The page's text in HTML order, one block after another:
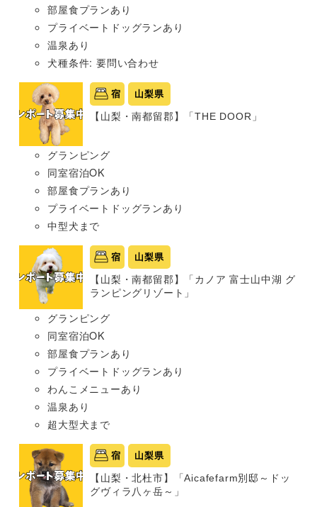
部屋食プランあり
プライベートドッグランあり
温泉あり
犬種条件: 要問い合わせ
宿 山梨県
【山梨・南都留郡】「THE DOOR」
グランピング
同室宿泊OK
部屋食プランあり
プライベートドッグランあり
中型犬まで
宿 山梨県
【山梨・南都留郡】「カノア 富士山中湖 グ
ランピングリゾート」
グランピング
同室宿泊OK
部屋食プランあり
プライベートドッグランあり
わんこメニューあり
温泉あり
超大型犬まで
宿 山梨県
【山梨・北杜市】「Aicafefarm別邸～ドッ
グヴィラ八ヶ岳～」